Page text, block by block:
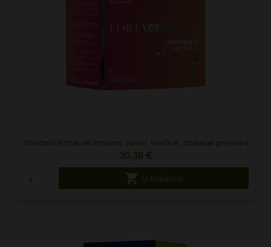
30,38 €
 U košaricu